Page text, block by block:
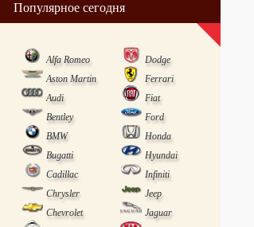
Популярное сегодня
Alfa Romeo
Dodge
Aston Martin
Ferrari
Audi
Fiat
Bentley
Ford
BMW
Honda
Bugatti
Hyundai
Cadillac
Infiniti
Chrysler
Jeep
Chevrolet
Jaguar